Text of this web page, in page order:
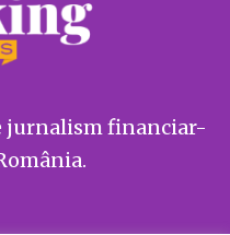
jurnalism financiar-